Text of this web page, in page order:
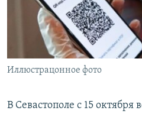
ПОБЕДИТЕЛЕЙ НЕ СУДЯТ?
КРЫМ.НЕПОКОРЕННЫЙ
УКРАИНСКАЯ ПРОБЛЕМА КРЫМА
ПРИСОЕДИНЯЙТЕСЬ!
Иллюстрацонное фото
В Севастополе с 15 октября